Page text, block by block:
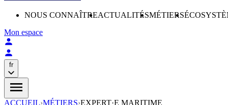
NOUS CONNAÎTREACTUALITÉSMÉTIERS
Mon espace
fr
ACCUEIL›MÉTIERS›EXPERT·E MARITIME